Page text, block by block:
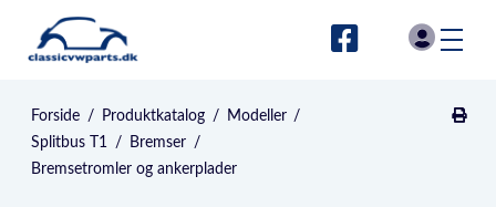
Forside / Produktkatalog / Modeller /
Splitbus T1 / Bremser /
Bremsetromler og ankerplader